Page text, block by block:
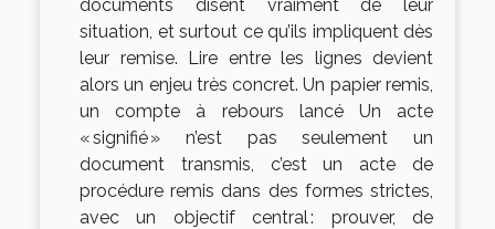
documents disent vraiment de leur
situation, et surtout ce qu’ils impliquent dès
leur remise. Lire entre les lignes devient
alors un enjeu très concret. Un papier remis,
un compte à rebours lancé Un acte
« signifié » n’est pas seulement un
document transmis, c’est un acte de
procédure remis dans des formes strictes,
avec un objectif central : prouver, de